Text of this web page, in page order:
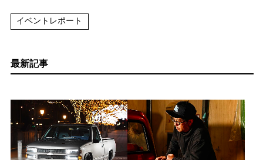
イベントレポート
最新記事